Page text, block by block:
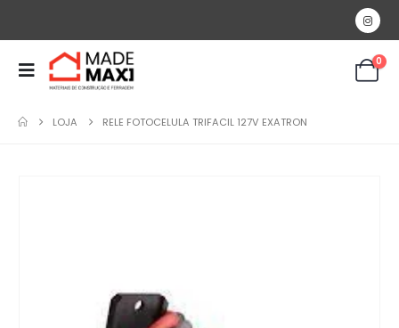
0
LOJA RELE FOTOCELULA TRIFACIL 127V EXATRON